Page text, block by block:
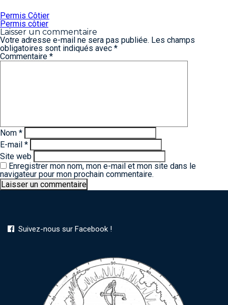
Navigation
de
l’article
Permis Côtier
Permis côtier
Laisser un commentaire
Votre adresse e-mail ne sera pas publiée. Les champs
obligatoires sont indiqués avec *
Commentaire *
Nom *
E-mail *
Site web
Enregistrer mon nom, mon e-mail et mon site dans le
navigateur pour mon prochain commentaire.
Suivez-nous sur Facebook !